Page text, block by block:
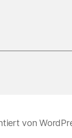
von